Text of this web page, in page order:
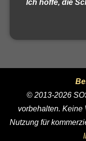
Ich hoffe, die
© 2013-2026
vorbehalten. Keine
Nutzung für